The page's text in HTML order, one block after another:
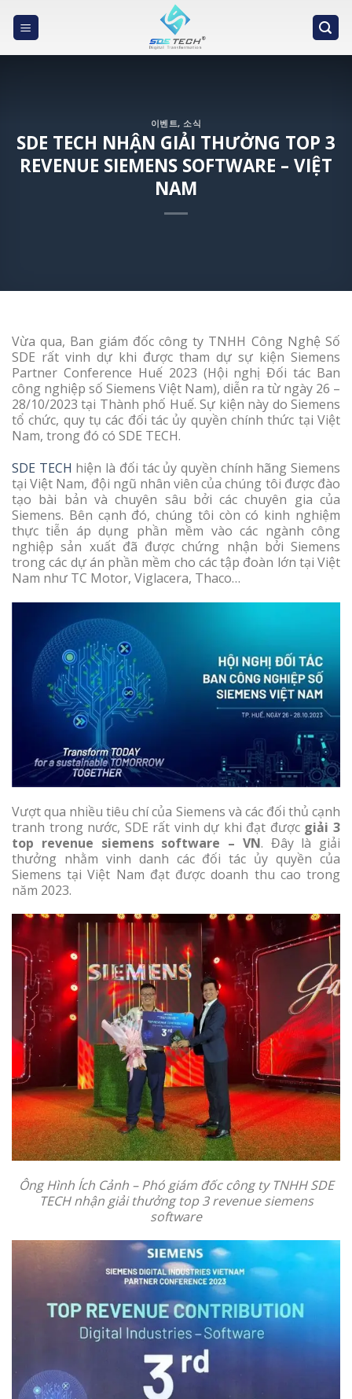
이벤트, 소식
SDE TECH NHẬN GIẢI THƯỞNG TOP 3
REVENUE SIEMENS SOFTWARE – VIỆT
NAM
Vừa qua, Ban giám đốc công ty TNHH Công Nghệ Số
SDE rất vinh dự khi được tham dự sự kiện Siemens
Partner Conference Huế 2023 (Hội nghị Đối tác Ban
công nghiệp số Siemens Việt Nam), diễn ra từ ngày 26 –
28/10/2023 tại Thành phố Huế. Sự kiện này do Siemens
tổ chức, quy tụ các đối tác ủy quyền chính thức tại Việt
Nam, trong đó có SDE TECH.
SDE TECH hiện là đối tác ủy quyền chính hãng Siemens
tại Việt Nam, đội ngũ nhân viên của chúng tôi được đào
tạo bài bản và chuyên sâu bởi các chuyên gia của
Siemens. Bên cạnh đó, chúng tôi còn có kinh nghiệm
thực tiễn áp dụng phần mềm vào các ngành công
nghiệp sản xuất đã được chứng nhận bởi Siemens
trong các dự án phần mềm cho các tập đoàn lớn tại Việt
Nam như TC Motor, Viglacera, Thaco…
Vượt qua nhiều tiêu chí của Siemens và các đối thủ cạnh
tranh trong nước, SDE rất vinh dự khi đạt được giải 3
top revenue siemens software – VN. Đây là giải
thưởng nhằm vinh danh các đối tác ủy quyền của
Siemens tại Việt Nam đạt được doanh thu cao trong
năm 2023.
Ông Hình Ích Cảnh – Phó giám đốc công ty TNHH SDE
TECH nhận giải thưởng top 3 revenue siemens
software